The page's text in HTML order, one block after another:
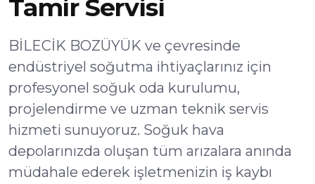
Tamir Servisi
BİLECİK BOZÜYÜK ve çevresinde
endüstriyel soğutma ihtiyaçlarınız için
profesyonel soğuk oda kurulumu,
projelendirme ve uzman teknik servis
hizmeti sunuyoruz. Soğuk hava
depolarınızda oluşan tüm arızalara anında
müdahale ederek işletmenizin iş kaybı